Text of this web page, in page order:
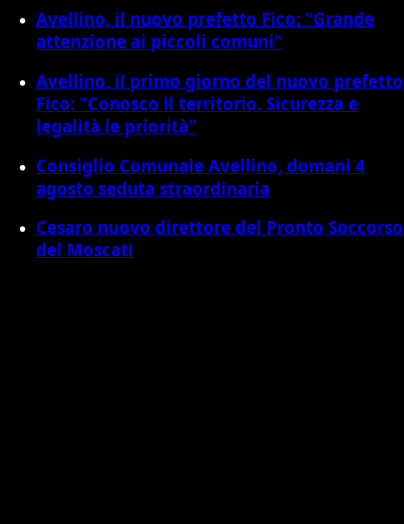
Avellino, il nuovo prefetto Fico: "Grande
attenzione ai piccoli comuni"
Avellino, il primo giorno del nuovo prefetto
Fico: "Conosco il territorio. Sicurezza e
legalità le priorità"
Consiglio Comunale Avellino, domani 4
agosto seduta straordinaria
Cesaro nuovo direttore del Pronto Soccorso
del Moscati